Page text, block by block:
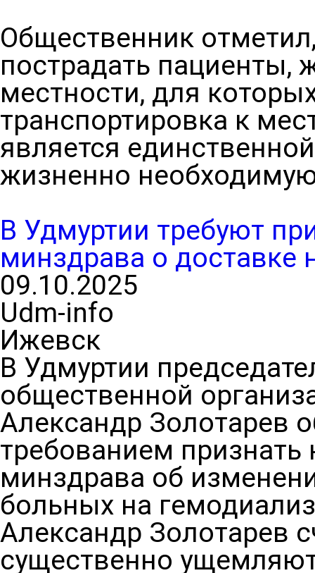
Общественник
пострадать пациенты,
местности, для
транспортировка к
является
жизненно
В Удмуртии требуют
минздрава о доставке
09.10.2025
Udm-info
Ижевск
В Удмуртии
общественной
Александр Золотарев
требованием
минздрава об
больных на
Александр Золотарев
существенно